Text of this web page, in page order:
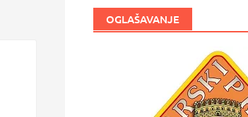
OGLAŠAVANJE